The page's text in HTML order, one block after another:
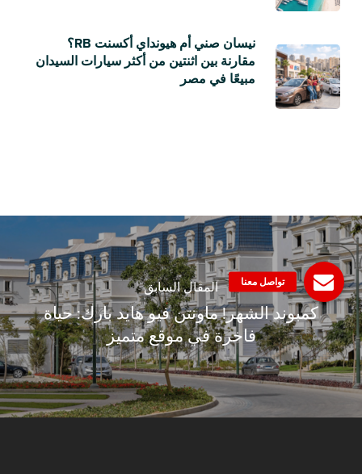
نيسان صني أم هيونداي أكسنت RB؟
مقارنة بين اثنتين من أكثر سيارات السيدان
مبيعًا في مصر
المقال السابق
كمبوند الشهر! ماونتن فيو هايد بارك: حياة
فاخرة في موقع متميز